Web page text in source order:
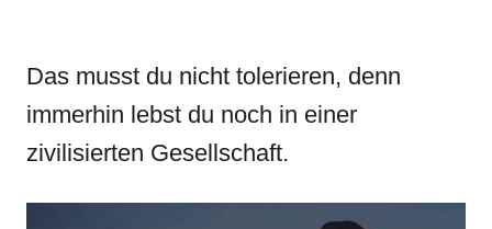
Das musst du nicht tolerieren, denn
immerhin lebst du noch in einer
zivilisierten Gesellschaft.